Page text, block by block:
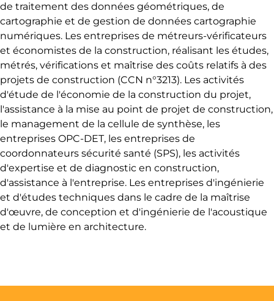
de traitement des données géométriques, de
cartographie et de gestion de données cartographie
numériques. Les entreprises de métreurs-vérificateurs
et économistes de la construction, réalisant les études,
métrés, vérifications et maîtrise des coûts relatifs à des
projets de construction (CCN n°3213). Les activités
d'étude de l'économie de la construction du projet,
l'assistance à la mise au point de projet de construction,
le management de la cellule de synthèse, les
entreprises OPC-DET, les entreprises de
coordonnateurs sécurité santé (SPS), les activités
d'expertise et de diagnostic en construction,
d'assistance à l'entreprise. Les entreprises d'ingénierie
et d'études techniques dans le cadre de la maîtrise
d'œuvre, de conception et d'ingénierie de l'acoustique
et de lumière en architecture.